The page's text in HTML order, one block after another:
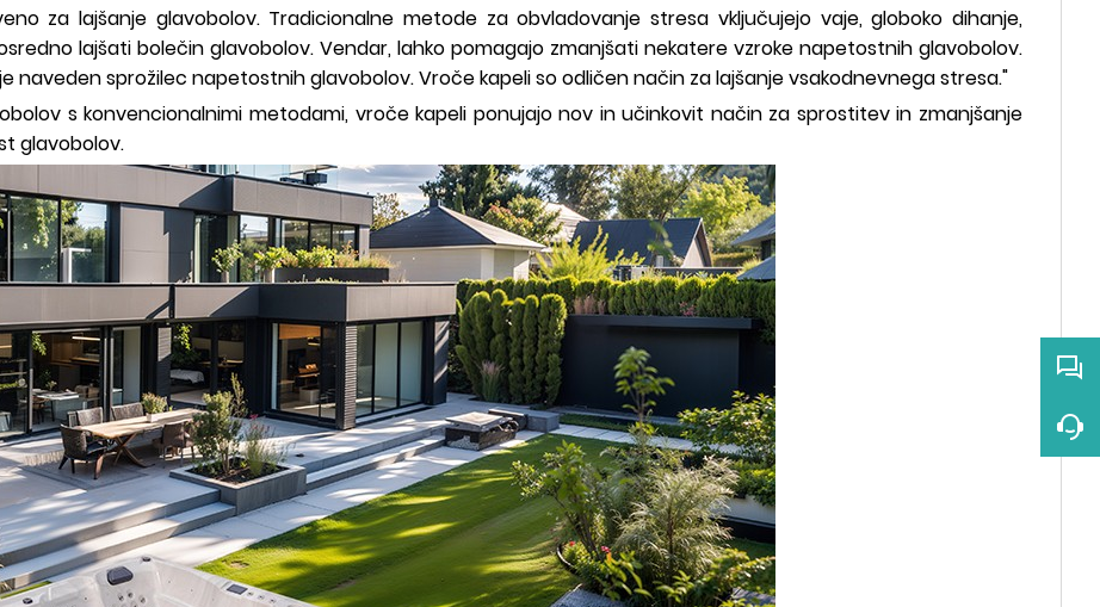
za lajšanje glavobolov. Tradicionalne metode za obvladovanje stresa vključujejo vaje, globoko dihanje,
lajšati bolečin glavobolov. Vendar, lahko pomagajo zmanjšati nekatere vzroke napetostnih glavobolov.
naveden sprožilec napetostnih glavobolov. Vroče kapeli so odličen način za lajšanje vsakodnevnega stresa."
s konvencionalnimi metodami, vroče kapeli ponujajo nov in učinkovit način za sprostitev in zmanjšanje
glavobolov.